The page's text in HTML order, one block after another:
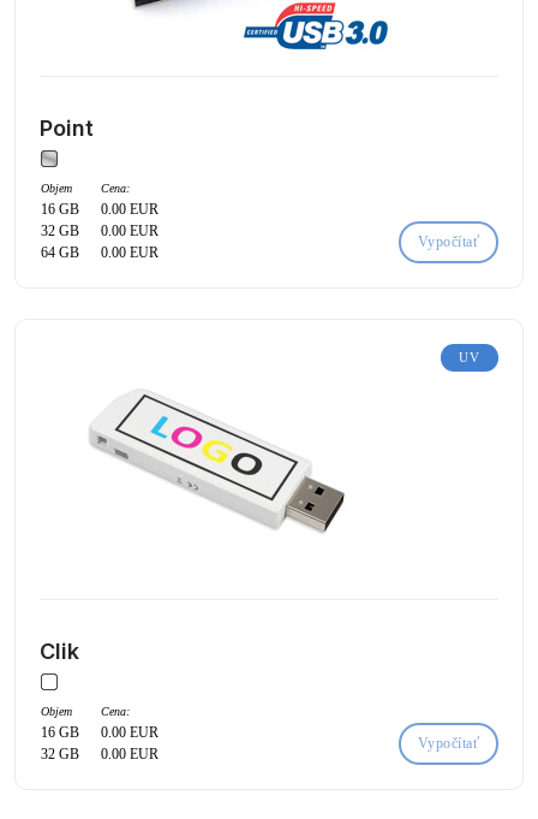
Point
Objem Cena:
16 GB
0.00 EUR
32 GB
0.00 EUR
64 GB
0.00 EUR
Vypočítať
UV
Clik
Objem Cena:
16 GB
0.00 EUR
32 GB
0.00 EUR
Vypočítať